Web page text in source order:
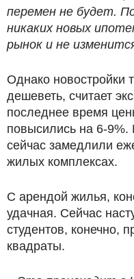
перемен не будет.
никаких новых
рынок и не
Однако новостройки
дешеветь, считает
последнее время
повысились на 6-9%.
сейчас замедлили
жилых комплексах.
С арендой жилья,
удачная. Сейчас
студентов, конечно,
квадраты.